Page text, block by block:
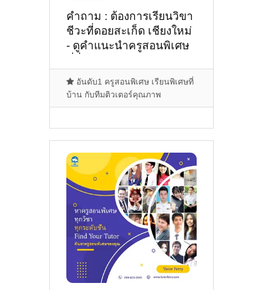
คำถาม : ต้องการเรียนวิขา
ชีวะที่ดอยสะเก็ด เชียงใหม่
- ดูคำแนะนำครูสอนพิเศษ
อันดับ1 ครูสอนพิเศษ เรียนพิเศษที่
บ้าน กับทีมติวเตอร์คุณภาพ